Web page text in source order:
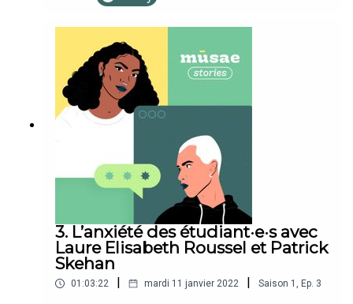
femmes. Un live pour comprendre pourquoi la
santé mentale nous met mal à l'aise, comment la
définir autrement, de quoi parle t-on lorsqu'on
parle de croyances limitantes, de bien-être
mental, de thérapies brèves ou encore de
coaching.Retrouvez-nous sur : Notre
InstagramNotre site webNotre newsletterEn
format vidéoPodcast produit par Studio Module
Direction Artistique par Siobhan Keane
3. L’anxiété des étudiant·e·s avec
Laure Elisabeth Roussel et Patrick
Skehan
01:03:22 mardi 11 janvier 2022 Saison 1 , Ep. 3